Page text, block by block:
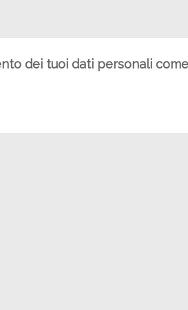
dei tuoi dati personali